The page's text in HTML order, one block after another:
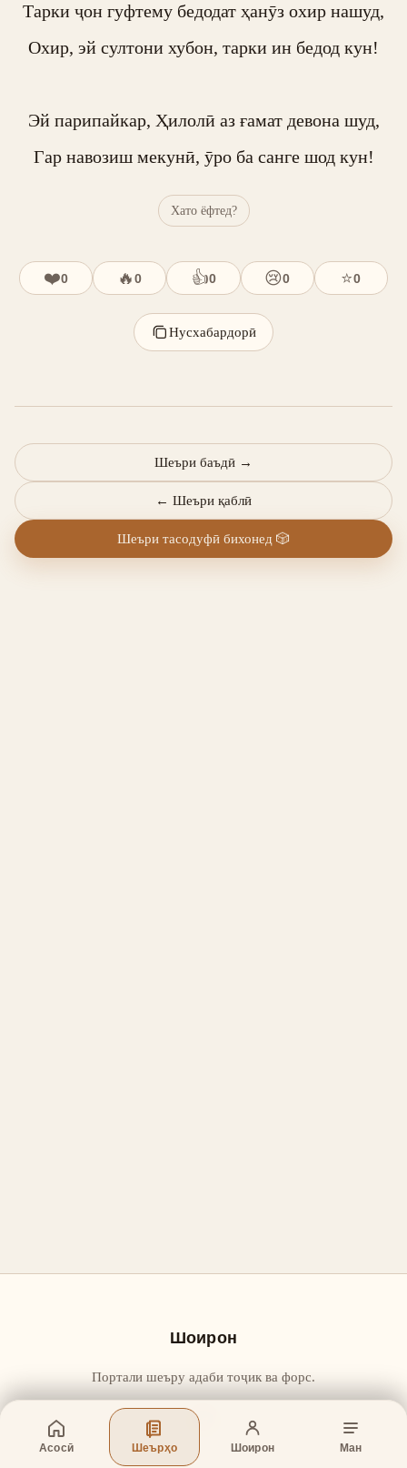
Асосӣ Шеърҳо Шоирон Ман
Тарки ҷон гуфтему бедодат ҳанӯз охир нашуд,
Охир, эй султони хубон, тарки ин бедод кун!
Эй парипайкар, Ҳилолӣ аз ғамат девона шуд,
Гар навозиш мекунӣ, ӯро ба санге шод кун!
Хато ёфтед?
❤️0 🔥0 👍0 😢0 ⭐0
Нусхабардорӣ
← Шеъри қаблӣ
Шеъри баъдӣ →
Шеъри тасодуфӣ бихонед 🎲
Шоирон
Портали шеъру адаби тоҷик ва форс.